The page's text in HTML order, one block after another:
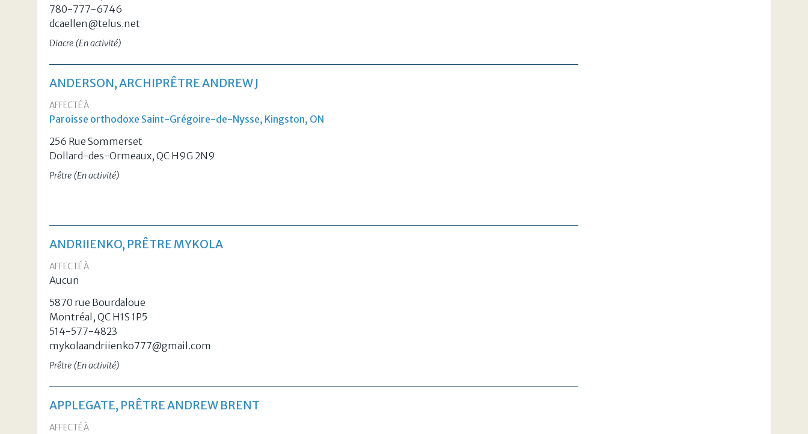
780-777-6746
dcaellen@telus.net
Diacre (En activité)
ANDERSON, ARCHIPRÊTRE ANDREW J
AFFECTÉ À
Paroisse orthodoxe Saint-Grégoire-de-Nysse, Kingston, ON
256 Rue Sommerset
Dollard-des-Ormeaux, QC H9G 2N9
Prêtre (En activité)
ANDRIIENKO, PRÊTRE MYKOLA
AFFECTÉ À
Aucun
5870 rue Bourdaloue
Montréal, QC H1S 1P5
514-577-4823
mykolaandriienko777@gmail.com
Prêtre (En activité)
APPLEGATE, PRÊTRE ANDREW BRENT
AFFECTÉ À